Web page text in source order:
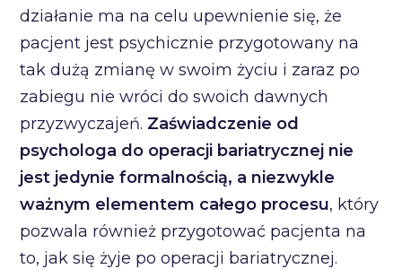
działanie ma na celu upewnienie się, że
pacjent jest psychicznie przygotowany na
tak dużą zmianę w swoim życiu i zaraz po
zabiegu nie wróci do swoich dawnych
przyzwyczajeń. Zaświadczenie od
psychologa do operacji bariatrycznej nie
jest jedynie formalnością, a niezwykle
ważnym elementem całego procesu, który
pozwala również przygotować pacjenta na
to, jak się żyje po operacji bariatrycznej.